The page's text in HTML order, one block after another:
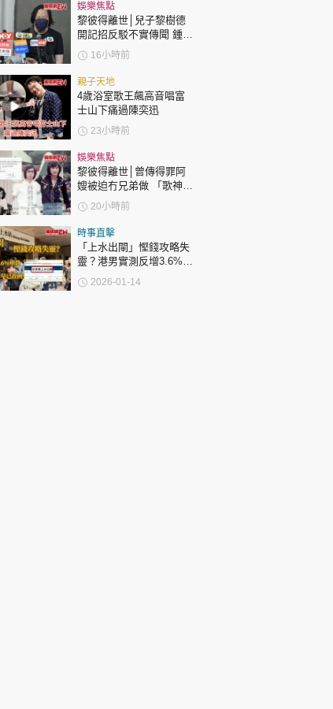
娛樂焦點
黎彼得離世│兒子黎樹德
開記招反駁不實傳聞 鍾志
光代好友澄清：冇經濟問
題
16小時前
親子天地
4歲浴室歌王飆高音唱富
士山下痛過陳奕迅
23小時前
娛樂焦點
黎彼得離世│曾傳得罪阿
嫂被迫冇兄弟做 「歌神」
許冠傑親筆撰寫悼念忘友
20小時前
時事直擊
「上水出閘」慳錢攻略失
靈？港男實測反增3.6%車
費 網民笑斥早已改例
2026-01-14